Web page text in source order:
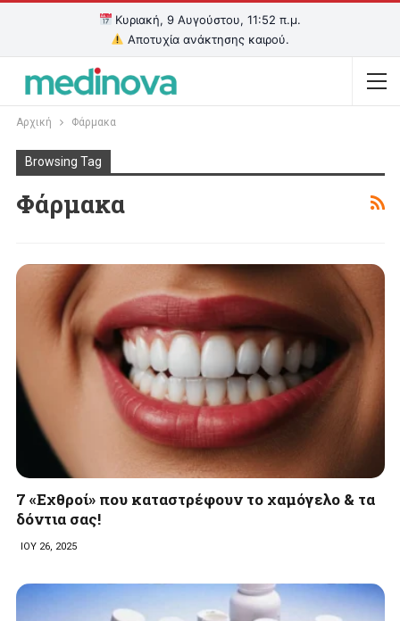
Κυριακή, 9 Αυγούστου, 11:52 π.μ.
Αποτυχία ανάκτησης καιρού.
Αρχική Φάρμακα
Browsing Tag
Φάρμακα
7 «Εχθροί» που καταστρέφουν το χαμόγελο & τα
δόντια σας!
ΙΟΥ 26, 2025